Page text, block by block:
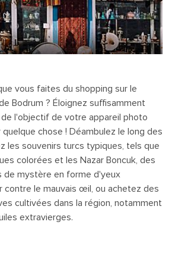
vous faites du shopping sur le
Bodrum ? Éloignez suffisamment
l'objectif de votre appareil photo
chose ! Déambulez le long des
les souvenirs turcs typiques, tels que
colorées et les Nazar Boncuk, des
de mystère en forme d'yeux
le mauvais œil, ou achetez des
cultivées dans la région, notamment
extravierges.